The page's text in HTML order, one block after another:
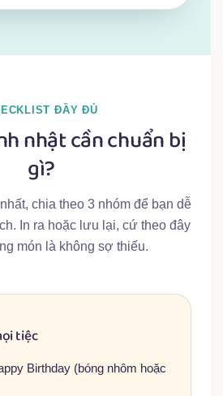
ĐẦY ĐỦ
nhật cần chuẩn bị
gì?
chia theo 3 nhóm để bạn dễ
In ra hoặc lưu lại, cứ theo đây
món là không sợ thiếu.
tiệc
Birthday (bóng nhôm hoặc